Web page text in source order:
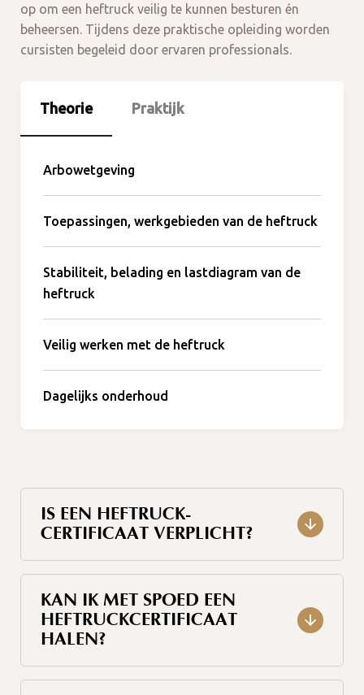
Theorie Praktijk
Arbowetgeving
Toepassingen, werkgebieden van de heftruck
Stabiliteit, belading en lastdiagram van de
heftruck
Veilig werken met de heftruck
Dagelijks onderhoud
op om een heftruck veilig te kunnen besturen én
beheersen. Tijdens deze praktische opleiding worden
cursisten begeleid door ervaren professionals.
IS EEN HEFTRUCK-
CERTIFICAAT VERPLICHT?
KAN IK MET SPOED EEN
HEFTRUCKCERTIFICAAT
HALEN?